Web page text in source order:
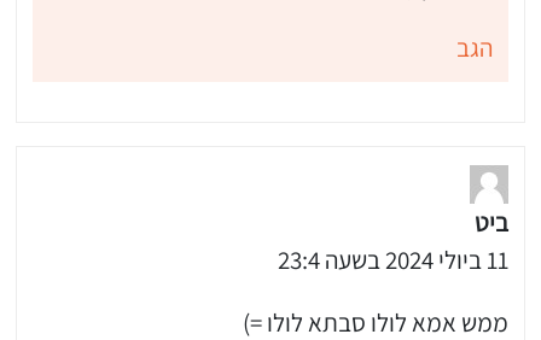
הגב
ביט
11 ביולי 2024 בשעה 23:4
ממש אמא לולו סבתא לולו =)